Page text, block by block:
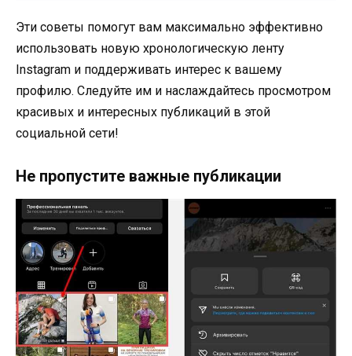
Эти советы помогут вам максимально эффективно
использовать новую хронологическую ленту
Instagram и поддерживать интерес к вашему
профилю. Следуйте им и наслаждайтесь просмотром
красивых и интересных публикаций в этой
социальной сети!
Не пропустите важные публикации